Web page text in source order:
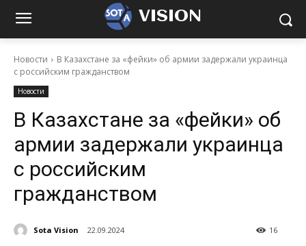
VISION
Новости
В Казахстане за «фейки» об армии задержали украинца
с российским гражданством
Новости
В Казахстане за «фейки» об
армии задержали украинца
с российским
гражданством
Sota Vision 22.09.2024 16